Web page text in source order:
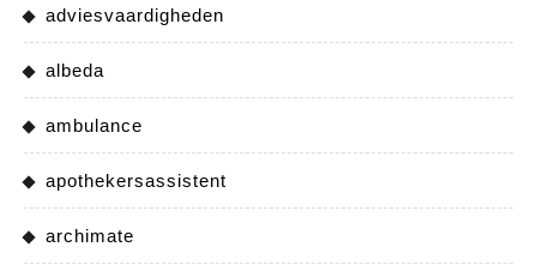
adviesvaardigheden
albeda
ambulance
apothekersassistent
archimate